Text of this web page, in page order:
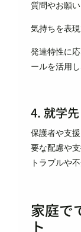
質問やお願
気持ちを表
発達特性に
ールを活用
4. 就学
保護者や支
要な配慮や
トラブルや
家庭で
ト